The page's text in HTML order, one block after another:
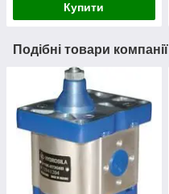
Купити
Подібні товари компанії